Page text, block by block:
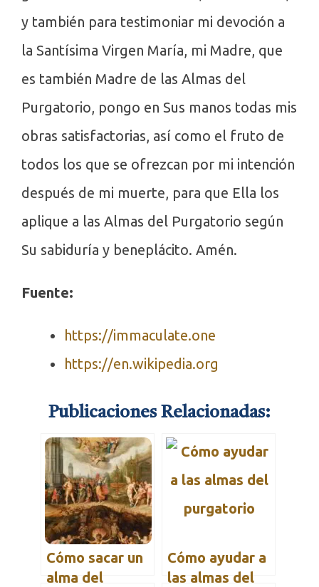
y también para testimoniar mi devoción a
la Santísima Virgen María, mi Madre, que
es también Madre de las Almas del
Purgatorio, pongo en Sus manos todas mis
obras satisfactorias, así como el fruto de
todos los que se ofrezcan por mi intención
después de mi muerte, para que Ella los
aplique a las Almas del Purgatorio según
Su sabiduría y beneplácito. Amén.
Fuente:
https://immaculate.one
https://en.wikipedia.org
Publicaciones Relacionadas:
Cómo sacar un
alma del
Cómo ayudar a
las almas del